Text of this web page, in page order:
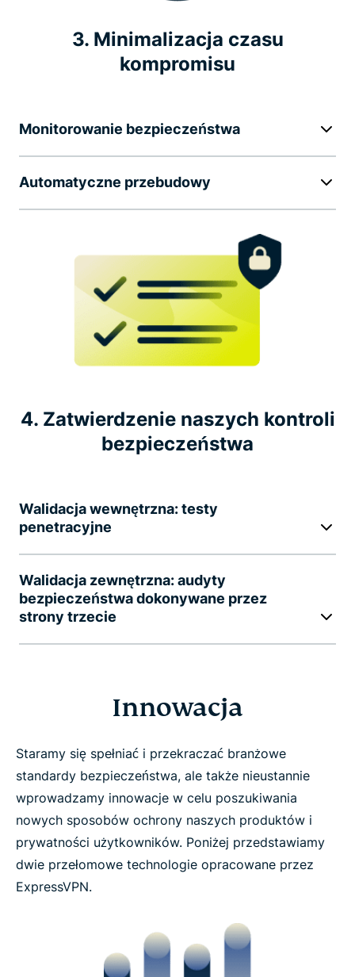
3. Minimalizacja czasu
kompromisu
Monitorowanie bezpieczeństwa
Automatyczne przebudowy
4. Zatwierdzenie naszych kontroli
bezpieczeństwa
Walidacja wewnętrzna: testy
penetracyjne
Walidacja zewnętrzna: audyty
bezpieczeństwa dokonywane przez
strony trzecie
Innowacja
Staramy się spełniać i przekraczać branżowe
standardy bezpieczeństwa, ale także nieustannie
wprowadzamy innowacje w celu poszukiwania
nowych sposobów ochrony naszych produktów i
prywatności użytkowników. Poniżej przedstawiamy
dwie przełomowe technologie opracowane przez
ExpressVPN.